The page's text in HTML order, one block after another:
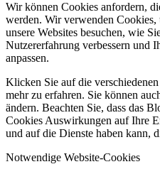
Wir können Cookies anfordern,
werden. Wir verwenden
unsere Websites besuchen, wie
Nutzererfahrung verbessern und
anpassen.
Klicken Sie auf die
mehr zu erfahren. Sie können
ändern. Beachten Sie, dass das
Cookies Auswirkungen auf Ihre
und auf die Dienste haben kann,
Notwendige Website-Cookies